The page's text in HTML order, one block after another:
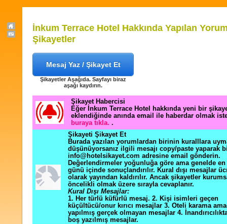
İnkum Terrace Hotel Hakkında Yapılan
Şikayetler
Mesaj Yaz / Şikayet Et
Şikayetler Aşağıda. Sayfayı biraz
aşağı kaydırın.
Şikayet Habercisi
Eğer İnkum Terrace Hotel hakkında yeni bir
eklendiğinde anında email ile haberdar olmak
buraya tıkla. .
Şikayeti Şikayet Et
Burada yazılan yorumlardan birinin kuralllara
düşünüyorsanız ilgili mesajı copy/paste yaparak
info@hotelsikayet.com adresine email gönderin.
Değerlendirmeler yoğunluğa göre ama genelde
günü içinde sonuçlandırılır. Kural dışı mesajlar
olarak yayından kaldırılır. Ancak şikayetler
öncelikli olmak üzere sırayla cevaplanır.
Kural Dışı Mesajlar:
1. Her türlü küfürlü mesaj. 2. Kişi isimleri geçen
küçültücü/onur kırıcı mesajlar 3. Oteli karama
yapılmış gerçek olmayan mesajlar 4.
boş yazılmış mesajlar.